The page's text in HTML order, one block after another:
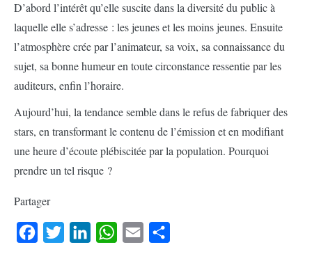
D’abord l’intérêt qu’elle suscite dans la diversité du public à
laquelle elle s’adresse : les jeunes et les moins jeunes. Ensuite
l’atmosphère crée par l’animateur, sa voix, sa connaissance du
sujet, sa bonne humeur en toute circonstance ressentie par les
auditeurs, enfin l’horaire.
Aujourd’hui, la tendance semble dans le refus de fabriquer des
stars, en transformant le contenu de l’émission et en modifiant
une heure d’écoute plébiscitée par la population. Pourquoi
prendre un tel risque ?
Partager
FacebookTwitter LinkedInWhatsApp
Email